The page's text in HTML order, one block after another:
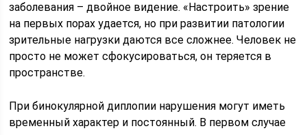
заболевания – двойное видение. «Настроить» зрение
на первых порах удается, но при развитии патологии
зрительные нагрузки даются все сложнее. Человек не
просто не может сфокусироваться, он теряется в
пространстве.
При бинокулярной диплопии нарушения могут иметь
временный характер и постоянный. В первом случае